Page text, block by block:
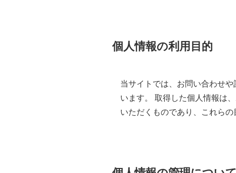
個人情報の利用目的
当サイトでは、お問い合わせ
います。 取得した個人情報は
いただくものであり、これらの